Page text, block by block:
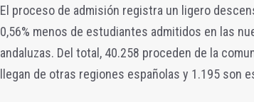
El proceso de admisión registra un ligero
0,56% menos de estudiantes admitidos en las
andaluzas. Del total, 40.258 proceden de la
llegan de otras regiones españolas y 1.195 son